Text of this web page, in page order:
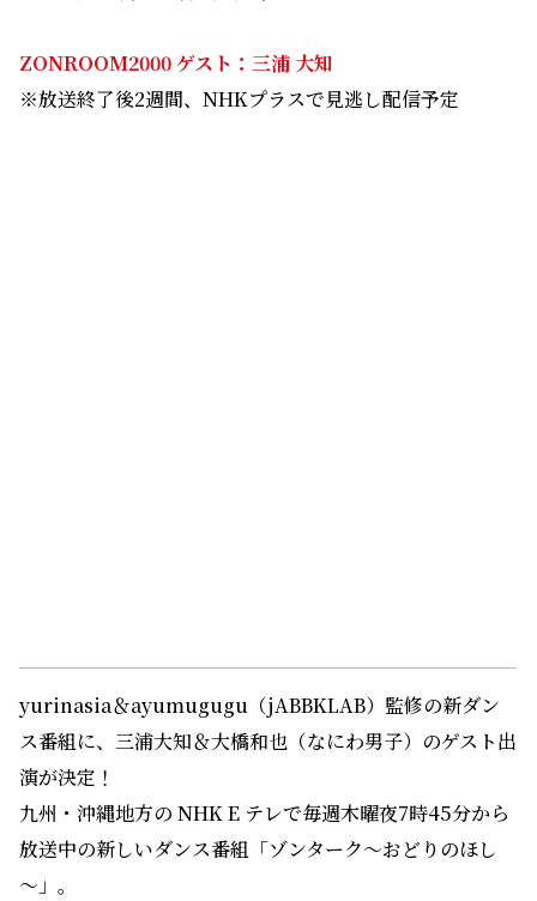
ZONROOM2000 ゲスト：三浦 大知
※放送終了後2週間、NHKプラスで見逃し配信予定
yurinasia＆ayumugugu（jABBKLAB）監修の新ダン
ス番組に、三浦大知＆大橋和也（なにわ男子）のゲスト出
演が決定！
九州・沖縄地方の NHK E テレで毎週木曜夜7時45分から
放送中の新しいダンス番組「ゾンターク～おどりのほし
～」。